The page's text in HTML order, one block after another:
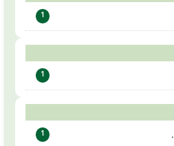
1
1
1